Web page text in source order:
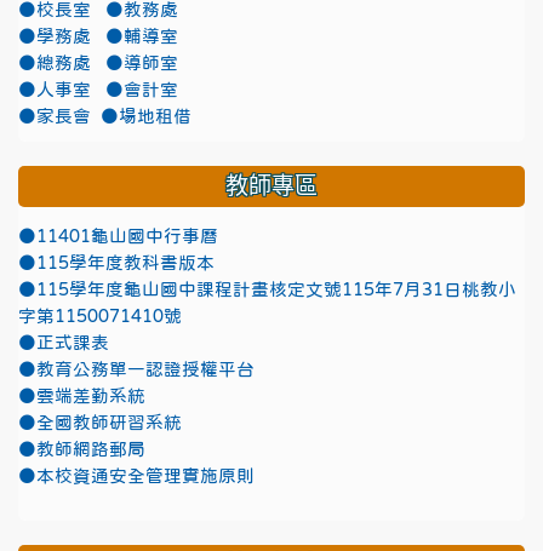
●校長室
●教務處
●學務處
●輔導室
●總務處
●導師室
●人事室
●會計室
●家長會
●場地租借
教師專區
●11401龜山國中行事曆
●115學年度教科書版本
●115學年度龜山國中課程計畫核定文號115年7月31日桃教小
字第1150071410號
●正式課表
●教育公務單一認證授權平台
●雲端差勤系統
●全國教師研習系統
●教師網路郵局
●本校資通安全管理實施原則